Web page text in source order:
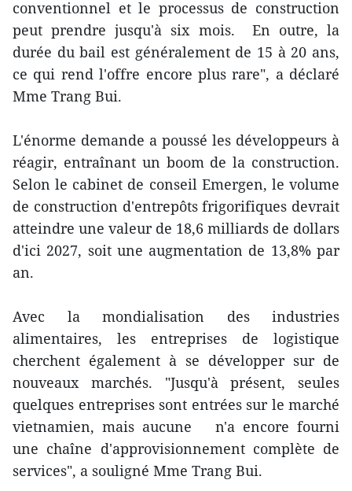
conventionnel et le processus de construction
peut prendre jusqu'à six mois. En outre, la
durée du bail est généralement de 15 à 20 ans,
ce qui rend l'offre encore plus rare", a déclaré
Mme Trang Bui.
L'énorme demande a poussé les développeurs à
réagir, entraînant un boom de la construction.
Selon le cabinet de conseil Emergen, le volume
de construction d'entrepôts frigorifiques devrait
atteindre une valeur de 18,6 milliards de dollars
d'ici 2027, soit une augmentation de 13,8% par
an.
Avec la mondialisation des industries
alimentaires, les entreprises de logistique
cherchent également à se développer sur de
nouveaux marchés. "Jusqu'à présent, seules
quelques entreprises sont entrées sur le marché
vietnamien, mais aucune n'a encore fourni
une chaîne d'approvisionnement complète de
services", a souligné Mme Trang Bui.